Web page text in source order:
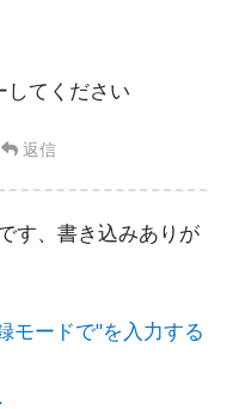
してください
返信
す、書き込みありが
モードで"を入力する